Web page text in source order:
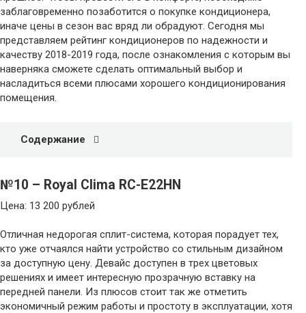
заблаговременно позаботится о покупке кондиционера,
иначе цены в сезон вас вряд ли обрадуют. Сегодня мы
представляем рейтинг кондиционеров по надежности и
качеству 2018-2019 года, после ознакомления с которым вы
наверняка сможете сделать оптимальный выбор и
насладиться всеми плюсами хорошего кондиционирования
помещения.
Содержание
№10 – Royal Clima RC-E22HN
Цена: 13 200 рублей
Отличная недорогая сплит-система, которая порадует тех,
кто уже отчаялся найти устройство со стильным дизайном
за доступную цену. Девайс доступен в трех цветовых
решениях и имеет интересную прозрачную вставку на
передней панели. Из плюсов стоит так же отметить
экономичный режим работы и простоту в эксплуатации, хотя